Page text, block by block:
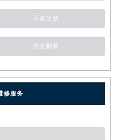
手表生锈
抛光翻新
修服务